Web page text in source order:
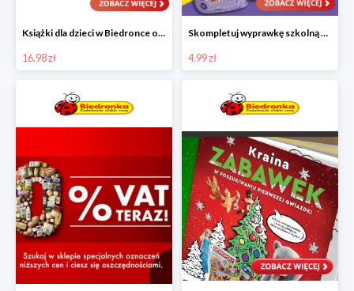
Książki dla dzieci w Biedronce od 16,99 zł
16.98 zł
Skompletuj wyprawkę szkolną z Biedronką od 4,99 zł
4.99 zł